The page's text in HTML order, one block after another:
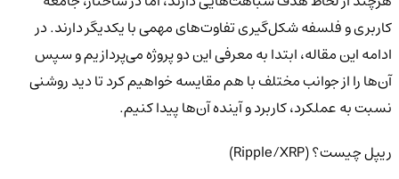
کاربری و فلسفه شکل‌گیری تفاوت‌های مهمی با یکدیگر دارند. در
ادامه این مقاله، ابتدا به معرفی این دو پروژه می‌پردازیم و سپس
آن‌ها را از جوانب مختلف با هم مقایسه خواهیم کرد تا دید روشنی
نسبت به عملکرد، کاربرد و آینده آن‌ها پیدا کنیم.
ریپل چیست؟ (Ripple/XRP)